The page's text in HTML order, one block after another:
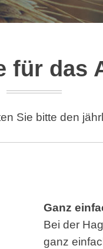
für das
Sie bitte den
Ganz
Bei der
ganz